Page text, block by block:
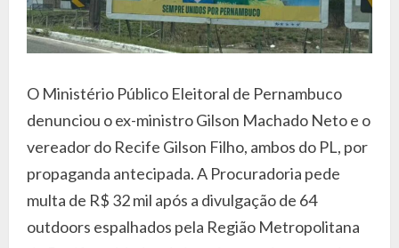
O Ministério Público Eleitoral de Pernambuco
denunciou o ex-ministro Gilson Machado Neto e o
vereador do Recife Gilson Filho, ambos do PL, por
propaganda antecipada. A Procuradoria pede
multa de R$ 32 mil após a divulgação de 64
outdoors espalhados pela Região Metropolitana